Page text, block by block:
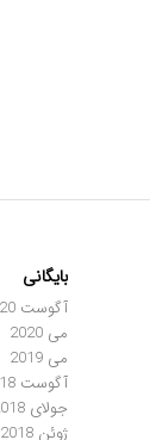
بایگانی
آگوست 2020
می 2020
می 2019
آگوست 2018
جولای 2018
ژوئن 2018